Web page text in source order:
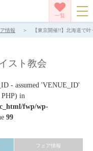
一覧
情報 【東京開催!!】北海道で
スト教会
- assumed 'VENUE_ID'
in
fwp/wp-
99
フェア情報